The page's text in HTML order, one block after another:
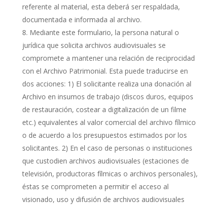
referente al material, esta deberá ser respaldada,
documentada e informada al archivo.
Mediante este formulario, la persona natural o
jurídica que solicita archivos audiovisuales se
compromete a mantener una relación de reciprocidad
con el Archivo Patrimonial. Esta puede traducirse en
dos acciones: 1) El solicitante realiza una donación al
Archivo en insumos de trabajo (discos duros, equipos
de restauración, costear a digitalización de un filme
etc.) equivalentes al valor comercial del archivo fílmico
o de acuerdo a los presupuestos estimados por los
solicitantes. 2) En el caso de personas o instituciones
que custodien archivos audiovisuales (estaciones de
televisión, productoras fílmicas o archivos personales),
éstas se comprometen a permitir el acceso al
visionado, uso y difusión de archivos audiovisuales